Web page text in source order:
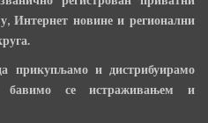
Интернет новине и регионални
прикупљамо и дистрибуирамо
бавимо се истраживањем и